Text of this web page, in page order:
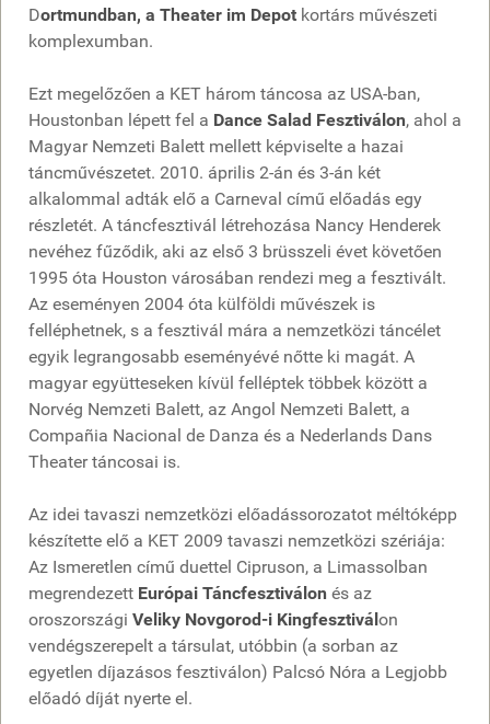
Dortmundban, a Theater im Depot kortárs művészeti
komplexumban.
Ezt megelőzően a KET három táncosa az USA-ban,
Houstonban lépett fel a Dance Salad Fesztiválon, ahol a
Magyar Nemzeti Balett mellett képviselte a hazai
táncművészetet. 2010. április 2-án és 3-án két
alkalommal adták elő a Carneval című előadás egy
részletét. A táncfesztivál létrehozása Nancy Henderek
nevéhez fűződik, aki az első 3 brüsszeli évet követően
1995 óta Houston városában rendezi meg a fesztivált.
Az eseményen 2004 óta külföldi művészek is
felléphetnek, s a fesztivál mára a nemzetközi táncélet
egyik legrangosabb eseményévé nőtte ki magát. A
magyar együtteseken kívül felléptek többek között a
Norvég Nemzeti Balett, az Angol Nemzeti Balett, a
Compañia Nacional de Danza és a Nederlands Dans
Theater táncosai is.
Az idei tavaszi nemzetközi előadássorozatot méltóképp
készítette elő a KET 2009 tavaszi nemzetközi szériája:
Az Ismeretlen című duettel Cipruson, a Limassolban
megrendezett Európai Táncfesztiválon és az
oroszországi Veliky Novgorod-i Kingfesztiválon
vendégszerepelt a társulat, utóbbin (a sorban az
egyetlen díjazásos fesztiválon) Palcsó Nóra a Legjobb
előadó díját nyerte el.